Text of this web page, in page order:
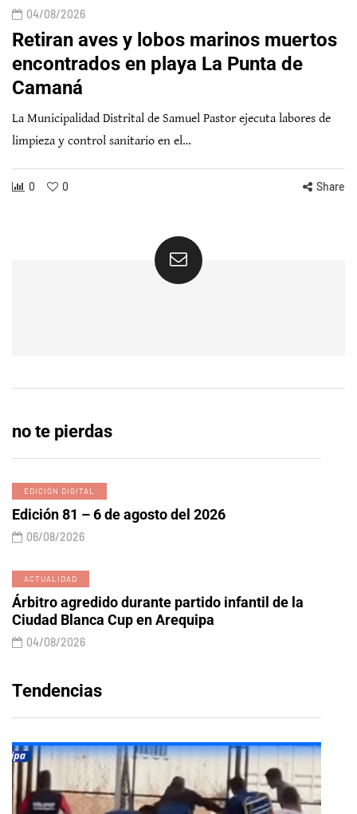
04/08/2026
Retiran aves y lobos marinos muertos
encontrados en playa La Punta de
Camaná
La Municipalidad Distrital de Samuel Pastor ejecuta labores de
limpieza y control sanitario en el…
0 0 Share
no te pierdas
EDICIÓN DIGITAL
Edición 81 – 6 de agosto del 2026
06/08/2026
ACTUALIDAD
Árbitro agredido durante partido infantil de la
Ciudad Blanca Cup en Arequipa
04/08/2026
Tendencias